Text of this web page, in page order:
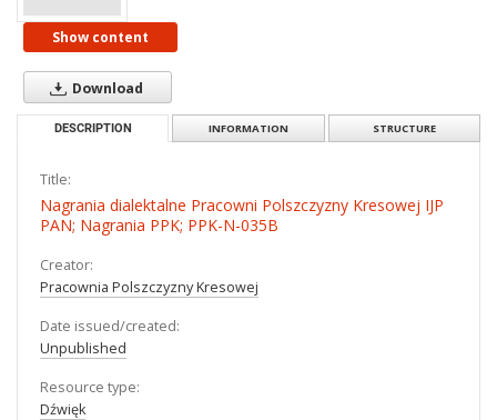
Show content
Download
DESCRIPTION INFORMATION STRUCTURE
Title:
Nagrania dialektalne Pracowni Polszczyzny Kresowej IJP
PAN; Nagrania PPK; PPK-N-035B
Creator:
Pracownia Polszczyzny Kresowej
Date issued/created:
Unpublished
Resource type:
Dźwięk